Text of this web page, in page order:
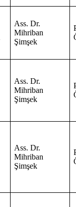
Ass. Dr.
Mihriban
Şimşek
Ass. Dr.
Mihriban
Şimşek
Ass. Dr.
Mihriban
Şimşek